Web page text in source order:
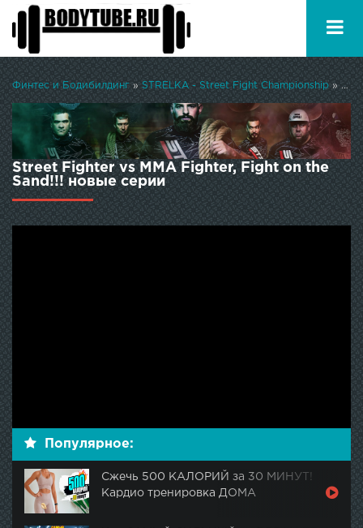
Финтес и Бодибилдинг »STRELKA - Street Fight Championship » Street Fighter vs ММА Fighter, Fight on the Sand!!!
Street Fighter vs ММА Fighter, Fight on the
Sand!!! новые серии
Популярное:
Сжечь 500 КАЛОРИЙ за 30 МИНУТ!
Кардио тренировка ДОМА